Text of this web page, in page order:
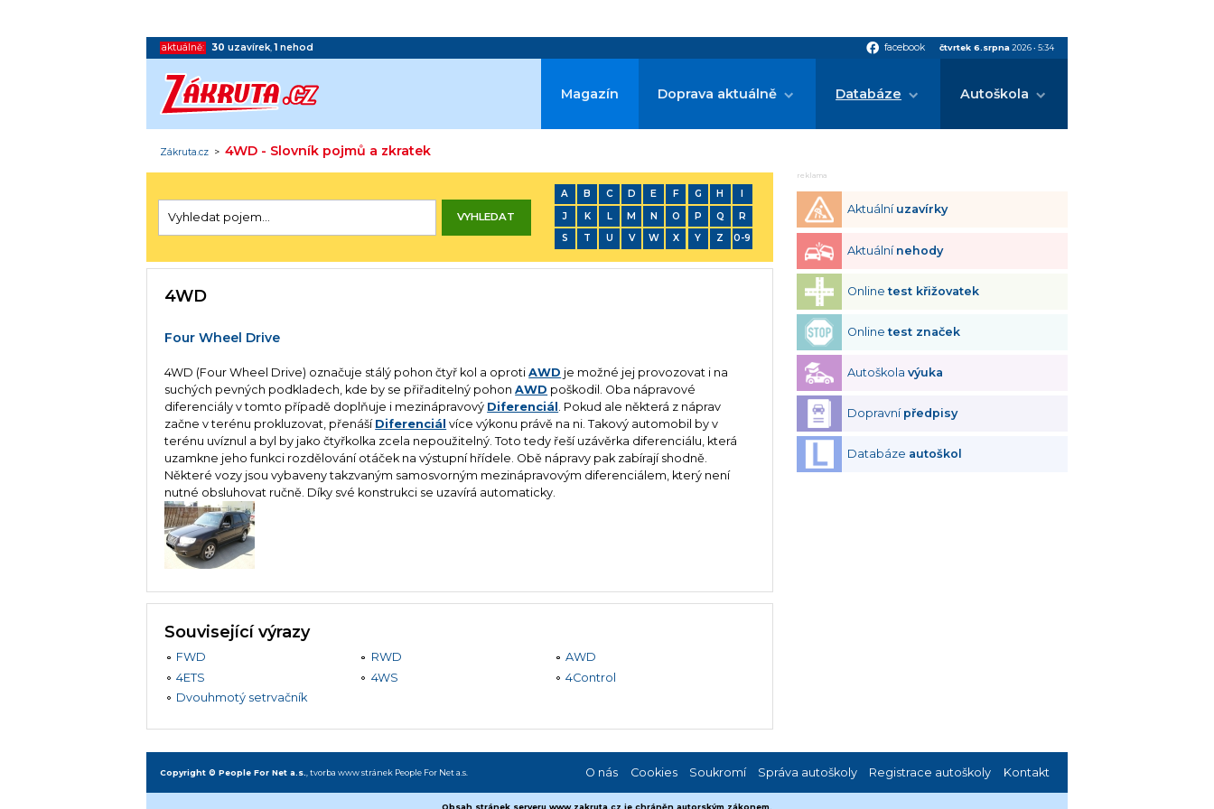
aktuálně: 30 uzavírek,1 nehod facebook facebook čtvrtek 6.srpna 2026• 5:34
Magazín Doprava aktuálně Databáze Autoškola
Zákruta.cz >4WD - Slovník pojmů a zkratek
A B C D E F G H
J
K L M N O P Q
R
S
T U V W X Y Z 0-9
4WD
Four Wheel Drive
4WD (Four Wheel Drive) označuje stálý pohon čtyř kol a oprotiAWD je možné jej provozovat i na
suchých pevných podkladech, kde by se přiřaditelný pohonAWD poškodil. Oba nápravové
diferenciály v tomto případě doplňuje i mezinápravový Diferenciál . Pokud ale některá z náprav
začne v terénu prokluzovat, přenáší Diferenciál více výkonu právě na ni. Takový automobil by v
terénu uvíznul a byl by jako čtyřkolka zcela nepoužitelný. Toto tedy řeší uzávěrka diferenciálu, která
uzamkne jeho funkci rozdělování otáček na výstupní hřídele. Obě nápravy pak zabírají shodně.
Některé vozy jsou vybaveny takzvaným samosvorným mezinápravovým diferenciálem, který není
nutné obsluhovat ručně. Díky své konstrukci se uzavírá automaticky.
Související výrazy
FWD RWD
AWD
4ETS
4WS
4Control
Dvouhmotý setrvačník
reklama
Aktuální uzavírky
Aktuální nehody
Onlinetest křižovatek
Onlinetest značek
Autoškolavýuka
Dopravní předpisy
Databáze autoškol
Copyright © People For Net a.s. tvorba www stránek People For Net a.s. O nás Cookies Soukromí Správa autoškoly Registrace autoškoly Kontakt
Obsah stránek serveru www.zakruta.cz je chráněn autorským zákonem.